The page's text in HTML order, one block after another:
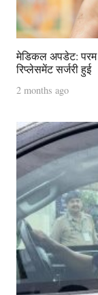
मेडिकल अपडेट: परम
रिप्लेसमेंट सर्जरी हुई
2 months ago